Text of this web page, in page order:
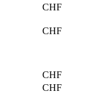
CHF
CHF
CHF
CHF